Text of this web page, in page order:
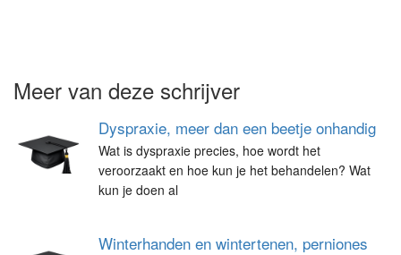
Meer van deze schrijver
Dyspraxie, meer dan een beetje onhandig
Wat is dyspraxie precies, hoe wordt het
veroorzaakt en hoe kun je het behandelen? Wat
kun je doen al
Winterhanden en wintertenen, perniones